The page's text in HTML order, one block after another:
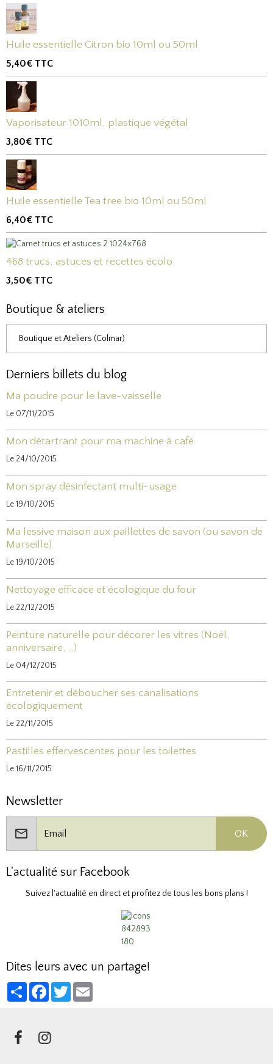
Huile essentielle Citron bio 10ml ou 50ml
5,40€ TTC
Vaporisateur 1010ml, plastique végétal
3,80€ TTC
Huile essentielle Tea tree bio 10ml ou 50ml
6,40€ TTC
468 trucs, astuces et recettes écolo
3,50€ TTC
Boutique & ateliers
Boutique et Ateliers (Colmar)
Derniers billets du blog
Ma poudre pour le lave-vaisselle
Le 07/11/2015
Mon détartrant pour ma machine à café
Le 24/10/2015
Mon spray désinfectant multi-usage
Le 19/10/2015
Ma lessive maison aux paillettes de savon (ou savon de
Marseille)
Le 19/10/2015
Nettoyage efficace et écologique du four
Le 22/12/2015
Peinture naturelle pour décorer les vitres (Noël,
anniversaire, ...)
Le 04/12/2015
Entretenir et déboucher ses canalisations
écologiquement
Le 22/11/2015
Pastilles effervescentes pour les toilettes
Le 16/11/2015
Newsletter
OK
L'actualité sur Facebook
Suivez l'actualité en direct et profitez de tous les bons plans !
Dites leurs avec un partage!
PartagerFacebookTwitter